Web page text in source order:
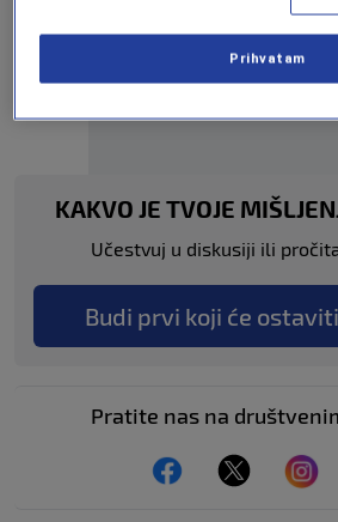
KAKVO JE TVOJE
Učestvuj u diskusiji ili
Budi prvi koji će
Pratite nas na
Prihvatam